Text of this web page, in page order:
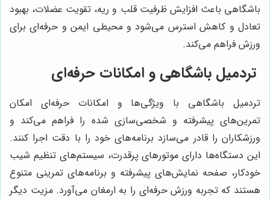
باشگاهی باعث افزایش ظرفیت قلب و ریه، تقویت عضلات، بهبود
تعادل و کاهش استرس می‌شود و محیطی ایمن و حرفه‌ای برای
ورزش فراهم می‌کند.
تردمیل باشگاهی و امکانات حرفه‌ای
تردمیل باشگاهی با ویژگی‌ها و امکانات حرفه‌ای امکان
تمرین‌های پیشرفته و شخصی‌سازی شده را فراهم می‌کند و
ورزشکاران را قادر می‌سازد برنامه‌های خود را با دقت اجرا کنند.
این دستگاه‌ها دارای موتورهای پرقدرت، سیستم‌های تنظیم شیب
خودکار، صفحه نمایش‌های پیشرفته و برنامه‌های تمرینی متنوع
هستند که تجربه ورزش حرفه‌ای را به ارمغان می‌آورد. مزیت دیگر